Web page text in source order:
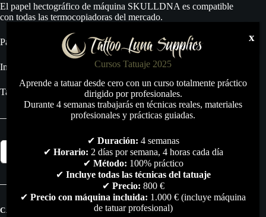
El papel hectográfico de máquina SKULLDNA es compatible
con todas las termocopiadoras del mercado.
Pack de 100 uds.
Imagen consistente y de alta calidad.
Tamaño: 8.5″x 11” (21.6 x 27.9 cm)
SKULLDNA
Termocopiadora
Añadir al carrito
CATEGORÍAS: MATERIAL ARTÍSTICO,STENCIL
Cursos Tatuaje 2025
Aprende a tatuar desde cero con un curso totalmente práctico
dirigido por profesionales.
Durante 4 semanas trabajarás en técnicas reales, materiales
profesionales y prácticas guiadas.
✔ Duración: 4 semanas
✔ Horario: 2 días por semana, 4 horas cada día
✔ Método: 100% práctico
✔ Incluye todas las técnicas del tatuaje
✔ Precio: 800 €
✔ Precio con máquina incluida: 1.000 € (incluye máquina
de tatuar profesional)
x